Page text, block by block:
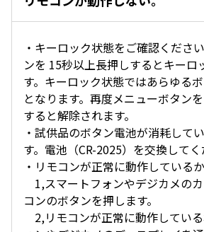
・キーロック状態をご確認くださ
ンを 15秒以上長押しするとキーロ
す。キーロック状態ではあらゆる
となります。再度メニューボタン
すると解除されます。
・試供品のボタン電池が消耗して
す。電池（CR-2025）を交換してく
・リモコンが正常に動作している
1,スマートフォンやデジカメの
コンのボタンを押します。
2,リモコンが正常に動作してい